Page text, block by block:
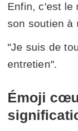
Enfin, c'est le
son soutien à
"Je suis de
entretien".
Émoji